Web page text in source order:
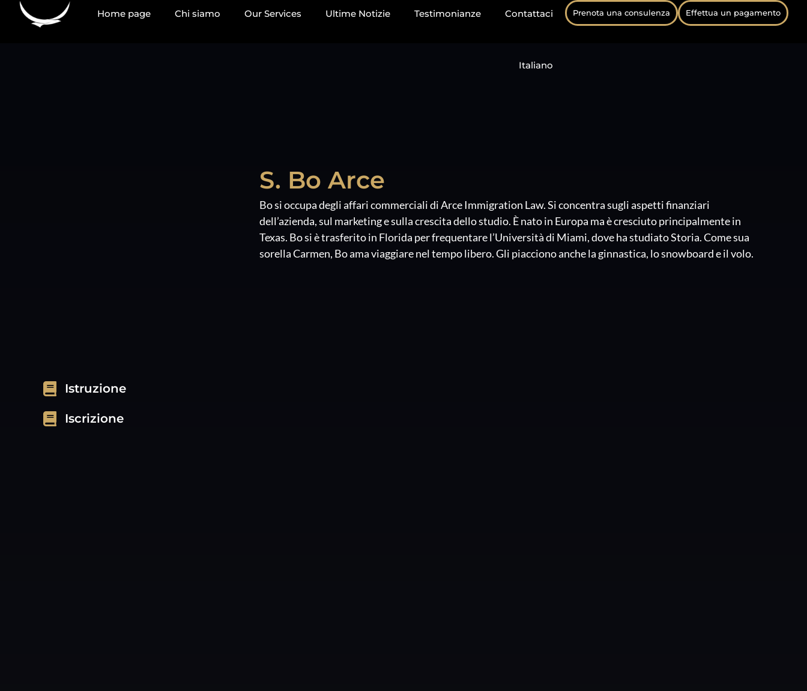
contenuto
Home page Chi siamo Our Services Ultime Notizie Testimonianze Contattaci
Italiano
Prenota una consulenza Effettua un pagamento
Istruzione
Iscrizione
S. Bo Arce
Bo si occupa degli affari commerciali di Arce Immigration Law. Si concentra sugli aspetti finanziari
dell’azienda, sul marketing e sulla crescita dello studio. È nato in Europa ma è cresciuto principalmente in
Texas. Bo si è trasferito in Florida per frequentare l’Università di Miami, dove ha studiato Storia. Come sua
sorella Carmen, Bo ama viaggiare nel tempo libero. Gli piacciono anche la ginnastica, lo snowboard e il volo.